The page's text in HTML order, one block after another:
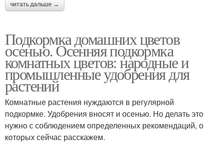
читать дальше →
Подкормка домашних цветов
осенью. Осенняя подкормка
комнатных цветов: народные и
промышленные удобрения для
растений
Комнатные растения нуждаются в регулярной
подкормке. Удобрения вносят и осенью. Но делать это
нужно с соблюдением определенных рекомендаций, о
которых сейчас расскажем.